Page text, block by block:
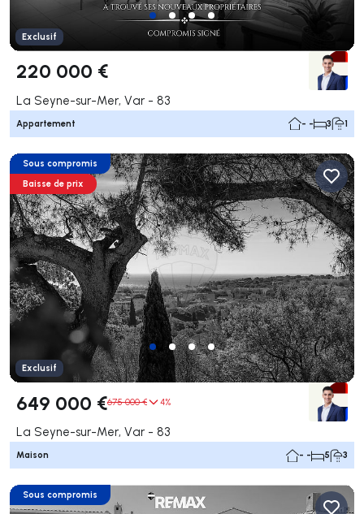
Exclusif
220 000 €
La Seyne-sur-Mer, Var - 83
Appartement - - 3 1
Sous compromis
Baisse de prix
Exclusif
649 000 €675 000 € 4%
La Seyne-sur-Mer, Var - 83
Maison - - 5 3
Sous compromis